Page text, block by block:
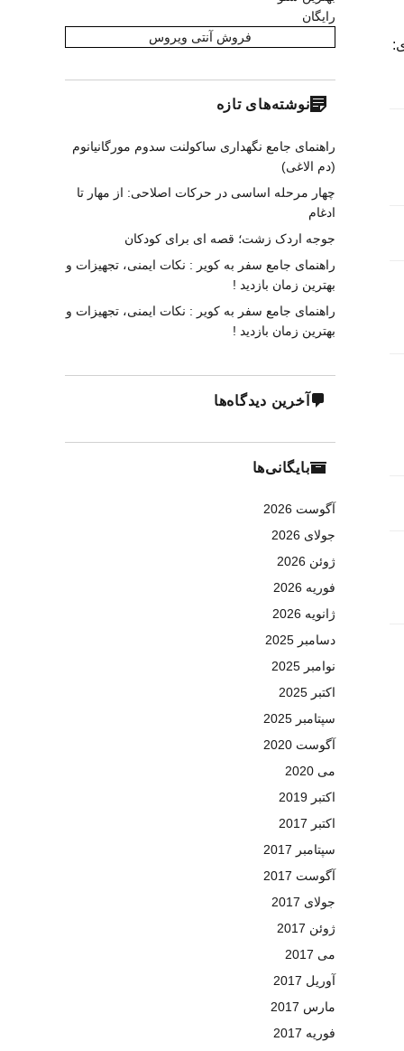
رایگان
فروش آنتی ویروس
نوشته‌های تازه
راهنمای جامع نگهداری ساکولنت سدوم مورگانیانوم
(دم الاغی)
چهار مرحله اساسی در حرکات اصلاحی: از مهار تا
ادغام
جوجه اردک زشت؛ قصه ای برای کودکان
راهنمای جامع سفر به کویر : نکات ایمنی، تجهیزات و
بهترین زمان بازدید !
راهنمای جامع سفر به کویر : نکات ایمنی، تجهیزات و
بهترین زمان بازدید !
آخرین دیدگاه‌ها
بایگانی‌ها
آگوست 2026
جولای 2026
ژوئن 2026
فوریه 2026
ژانویه 2026
دسامبر 2025
نوامبر 2025
اکتبر 2025
سپتامبر 2025
آگوست 2020
می 2020
اکتبر 2019
اکتبر 2017
سپتامبر 2017
آگوست 2017
جولای 2017
ژوئن 2017
می 2017
آوریل 2017
مارس 2017
فوریه 2017